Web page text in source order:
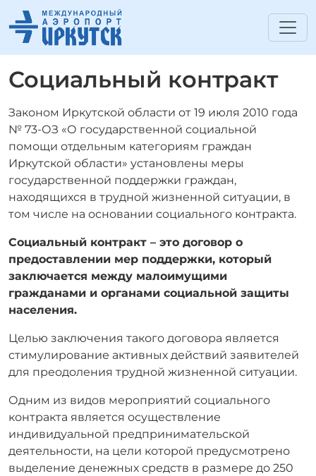
Социальный контракт
Законом Иркутской области от 19 июля 2010 года
№ 73-ОЗ «О государственной социальной
помощи отдельным категориям граждан
Иркутской области» установлены меры
государственной поддержки граждан,
находящихся в трудной жизненной ситуации, в
том числе на основании социального контракта.
Социальный контракт – это договор о
предоставлении мер поддержки, который
заключается между малоимущими
гражданами и органами социальной защиты
населения.
Целью заключения такого договора является
стимулирование активных действий заявителей
для преодоления трудной жизненной ситуации.
Одним из видов мероприятий социального
контракта является осуществление
индивидуальной предпринимательской
деятельности, на цели которой предусмотрено
выделение денежных средств в размере до 250